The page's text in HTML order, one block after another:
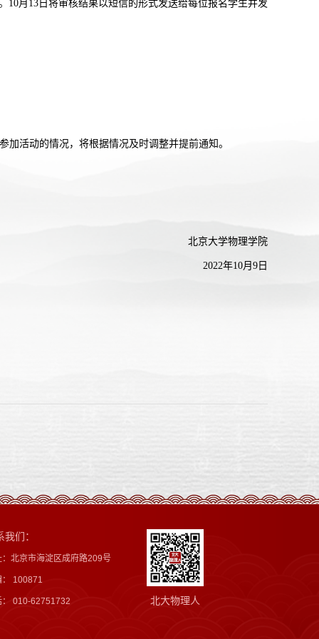
10月13日将审核结果以短信的形式发送给每位报名学生并发
活动的情况，将根据情况及时调整并提前通知。
北京大学物理学院
2022年10月9日
我们：
：北京市海淀区成府路209号
： 100871
： 010-62751732 北大物理人